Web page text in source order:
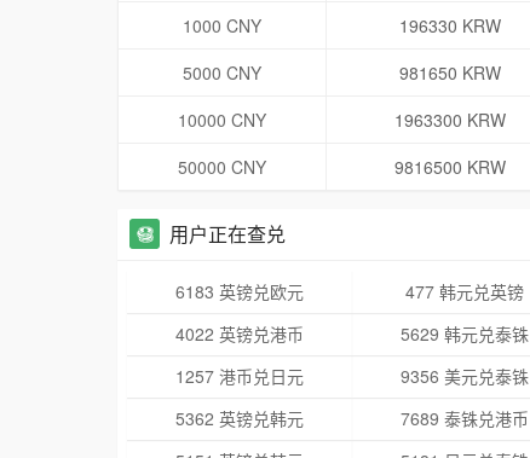
1000 CNY
196330 KRW
5000 CNY
981650 KRW
10000 CNY
1963300 KRW
50000 CNY
9816500 KRW
用户正在查兑
6183 英镑兑欧元 477 韩元兑英镑
4022 英镑兑港币
5629 韩元兑泰铢
1257 港币兑日元
9356 美元兑泰铢
5362 英镑兑韩元
7689 泰铢兑港币